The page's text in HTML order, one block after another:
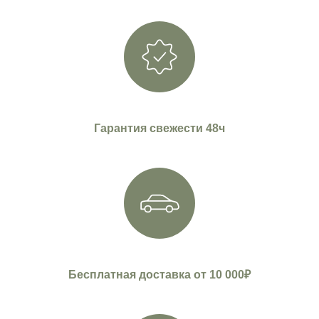
Гарантия свежести 48ч
Бесплатная доставка от 10 000₽